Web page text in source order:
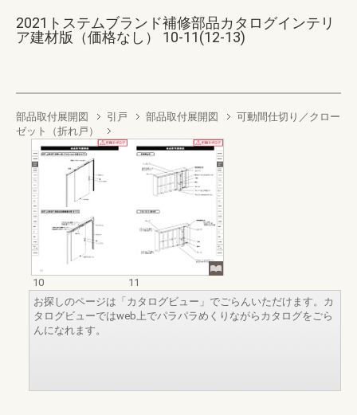
2021トステムブランド補修部品カタログインテリ
ア建材版（価格なし） 10-11(12-13)
部品取付展開図 引戸 部品取付展開図
可動間仕切り／クロー
ゼット（折れ戸）
10
11
お探しのページは「カタログビュー」でごらんいただけます。カ
タログビューではweb上でパラパラめくりながらカタログをごら
んになれます。